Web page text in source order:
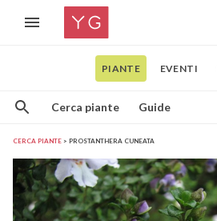
PIANTE EVENTI
Cerca piante Guide
CERCA PIANTE PROSTANTHERA CUNEATA